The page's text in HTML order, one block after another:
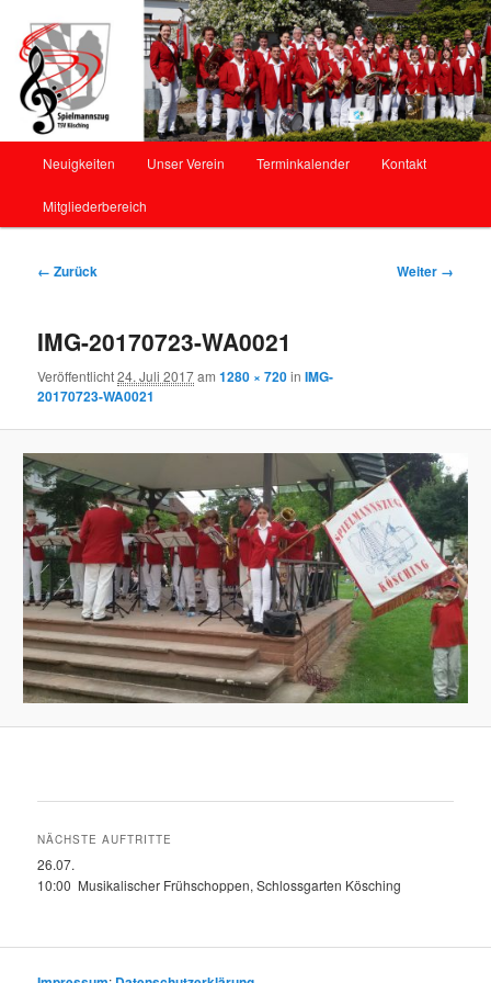
Spielmannszug Kösching
Offizielle Webseite des Spielmannszug Kösching
Zum
Inhalt
Neuigkeiten Unser Verein Terminkalender Kontakt
Mitgliederbereich
Bilder-
← Zurück Weiter →
IMG-20170723-WA0021
Veröffentlicht24. Juli 2017am1280 × 720inIMG-
20170723-WA0021
NÄCHSTE AUFTRITTE
26.07.
10:00 Musikalischer Frühschoppen, Schlossgarten Kösching